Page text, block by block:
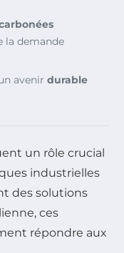
la demande
avenir durable
un rôle crucial
industrielles
des solutions
ces
répondre aux